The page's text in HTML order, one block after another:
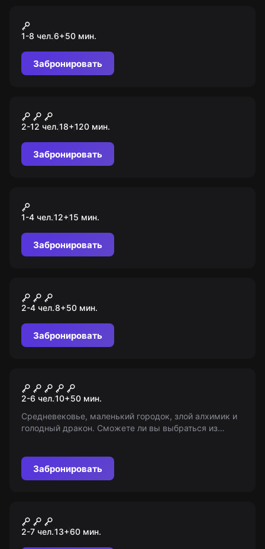
Elven Assassin
1-8 чел.6+50 мин.
Забронировать
Brain Surf
2-12 чел.18+120 мин.
Забронировать
Pavlov
1-4 чел.12+15 мин.
Забронировать
Huxley 2
2-4 чел.8+50 мин.
Забронировать
Dragon Tower
2-6 чел.10+50 мин.
Средневековье, маленький городок, злой алхимик и
голодный дракон. Сможете ли вы выбраться из
Забронировать
Проклятие старого дома
2-7 чел.13+60 мин.